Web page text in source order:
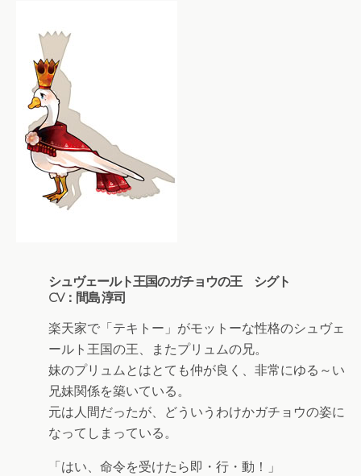
シュヴェールト王国のガチョウの王 シグト
CV：間島 淳司
楽天家で「テキトー」がモットーな性格のシュヴェ
ールト王国の王、またプリュムの兄。
妹のプリュムとはとても仲が良く、非常にゆる～い
兄妹関係を築いている。
元は人間だったが、どういうわけかガチョウの姿に
なってしまっている。
「はい、命令を受けたら即・行・動！」